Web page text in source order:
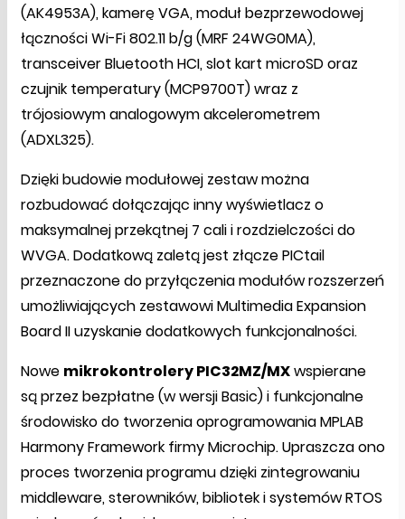
(AK4953A), kamerę VGA, moduł bezprzewodowej
łączności Wi-Fi 802.11 b/g (MRF 24WG0MA),
transceiver Bluetooth HCI, slot kart microSD oraz
czujnik temperatury (MCP9700T) wraz z
trójosiowym analogowym akcelerometrem
(ADXL325).
Dzięki budowie modułowej zestaw można
rozbudować dołączając inny wyświetlacz o
maksymalnej przekątnej 7 cali i rozdzielczości do
WVGA. Dodatkową zaletą jest złącze PICtail
przeznaczone do przyłączenia modułów rozszerzeń
umożliwiających zestawowi Multimedia Expansion
Board II uzyskanie dodatkowych funkcjonalności.
Nowe mikrokontrolery PIC32MZ/MXwspierane
są przez bezpłatne (w wersji Basic) i funkcjonalne
środowisko do tworzenia oprogramowania MPLAB
Harmony Framework firmy Microchip. Upraszcza ono
proces tworzenia programu dzięki zintegrowaniu
middleware, sterowników, bibliotek i systemów RTOS